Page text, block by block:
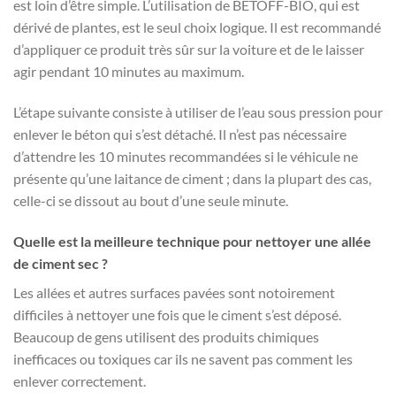
est loin d’être simple. L’utilisation de BETOFF-BIO, qui est
dérivé de plantes, est le seul choix logique. Il est recommandé
d’appliquer ce produit très sûr sur la voiture et de le laisser
agir pendant 10 minutes au maximum.
L’étape suivante consiste à utiliser de l’eau sous pression pour
enlever le béton qui s’est détaché. Il n’est pas nécessaire
d’attendre les 10 minutes recommandées si le véhicule ne
présente qu’une laitance de ciment ; dans la plupart des cas,
celle-ci se dissout au bout d’une seule minute.
Quelle est la meilleure technique pour nettoyer une allée
de ciment sec ?
Les allées et autres surfaces pavées sont notoirement
difficiles à nettoyer une fois que le ciment s’est déposé.
Beaucoup de gens utilisent des produits chimiques
inefficaces ou toxiques car ils ne savent pas comment les
enlever correctement.